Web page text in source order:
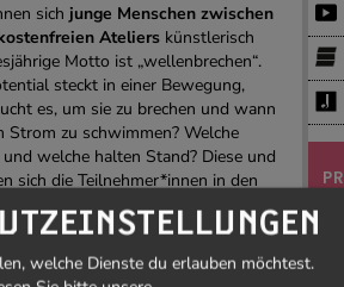
sich junge Menschen zwischen
Ateliers künstlerisch
Motto ist „wellenbrechen“.
steckt in einer Bewegung,
es, um sie zu brechen und wann
Strom zu schwimmen? Welche
welche halten Stand? Diese und
sich die Teilnehmer*innen in den
Begleitet werden sie dabei von
Dabei ist bei uns kein
welche Dienste du erlauben möchtest.